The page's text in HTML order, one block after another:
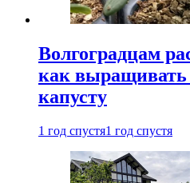
Волгоградцам
как выращивать
капусту
1 год спустя1 год спустя